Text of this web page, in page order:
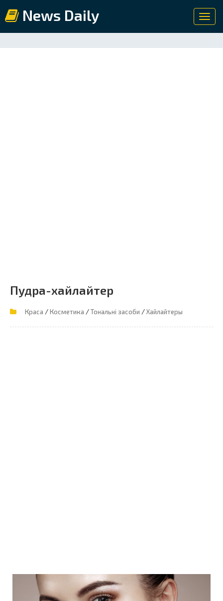
News Daily
Пудра-хайлайтер
Краса /Косметика /Тональні засоби /Хайлайтеры